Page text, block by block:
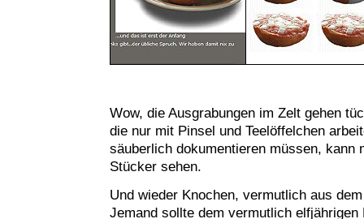
Wow, die Ausgrabungen im Zelt gehen
die nur mit Pinsel und Teelöffelchen
säuberlich dokumentieren müssen, kann
Stücker sehen.
Und wieder Knochen, vermutlich aus
Jemand sollte dem vermutlich elfjährigen